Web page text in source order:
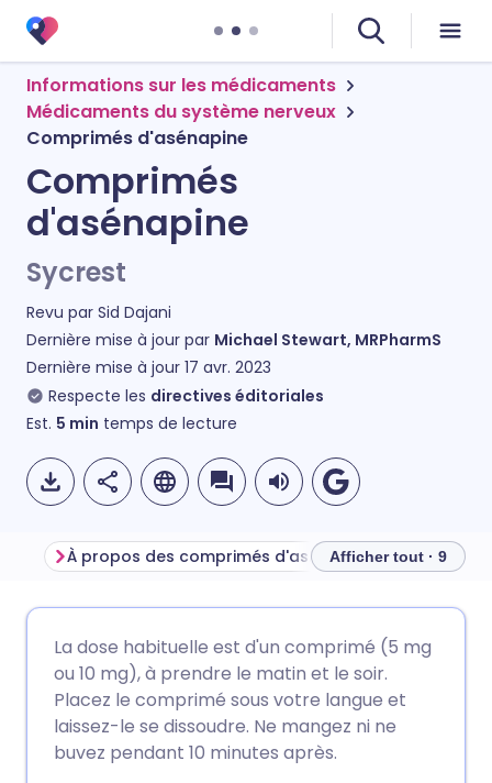
Informations sur les médicaments
Médicaments du système nerveux
Comprimés d'asénapine
Comprimés
d'asénapine
Sycrest
Revu par Sid Dajani
Dernière mise à jour par Michael Stewart, MRPharmS
Dernière mise à jour 17 avr. 2023
Respecte les directives éditoriales
Est. 5 min temps de lecture
Partager sur Facebook
Partager via LinkedIn
🇩🇪 Deutsch
🇪🇸 Español 🇫🇷 Français
🇮🇹 Italiano
À propos des comprimés d'asénapine Afficher tout · 9
La dose habituelle est d'un comprimé (5 mg
ou 10 mg), à prendre le matin et le soir.
Placez le comprimé sous votre langue et
laissez-le se dissoudre. Ne mangez ni ne
buvez pendant 10 minutes après.